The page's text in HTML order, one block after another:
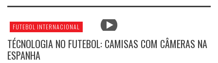
FUTEBOL INTERNACIONAL
TÉCNOLOGIA NO FUTEBOL: CAMISAS COM CÂMERAS NA
ESPANHA